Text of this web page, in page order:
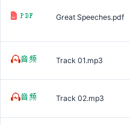
Great Speeches.pdf
Track 01.mp3
Track 02.mp3